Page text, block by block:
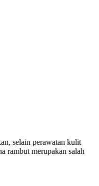
selain perawatan kulit
rambut merupakan salah